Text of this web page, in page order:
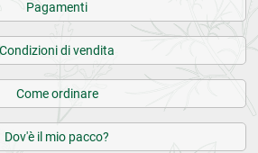
Pagamenti
Condizioni di vendita
Come ordinare
Dov'è il mio pacco?